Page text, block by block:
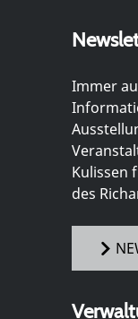
Immer
Kulissen
des